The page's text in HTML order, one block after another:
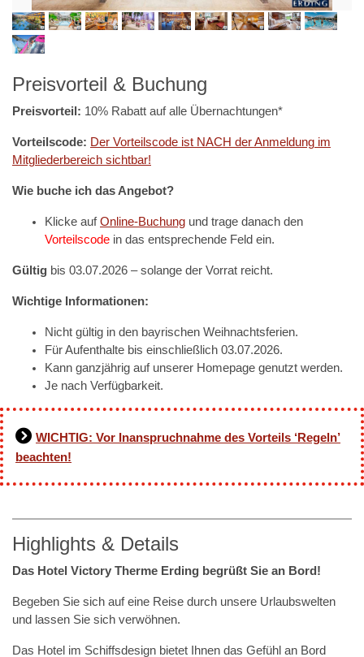
Preisvorteil & Buchung
Preisvorteil: 10% Rabatt auf alle Übernachtungen*
Vorteilscode: Der Vorteilscode ist NACH der Anmeldung im
Mitgliederbereich sichtbar!
Wie buche ich das Angebot?
Klicke aufOnline-Buchung und trage danach den
Vorteilscode in das entsprechende Feld ein.
Gültig bis 03.07.2026 – solange der Vorrat reicht.
Wichtige Informationen:
Nicht gültig in den bayrischen Weihnachtsferien.
Für Aufenthalte bis einschließlich 03.07.2026.
Kann ganzjährig auf unserer Homepage genutzt werden.
Je nach Verfügbarkeit.
WICHTIG: Vor Inanspruchnahme des Vorteils ‘Regeln’
beachten!
Highlights & Details
Das Hotel Victory Therme Erding begrüßt Sie an Bord!
Begeben Sie sich auf eine Reise durch unsere Urlaubswelten
und lassen Sie sich verwöhnen.
Das Hotel im Schiffsdesign bietet Ihnen das Gefühl an Bord